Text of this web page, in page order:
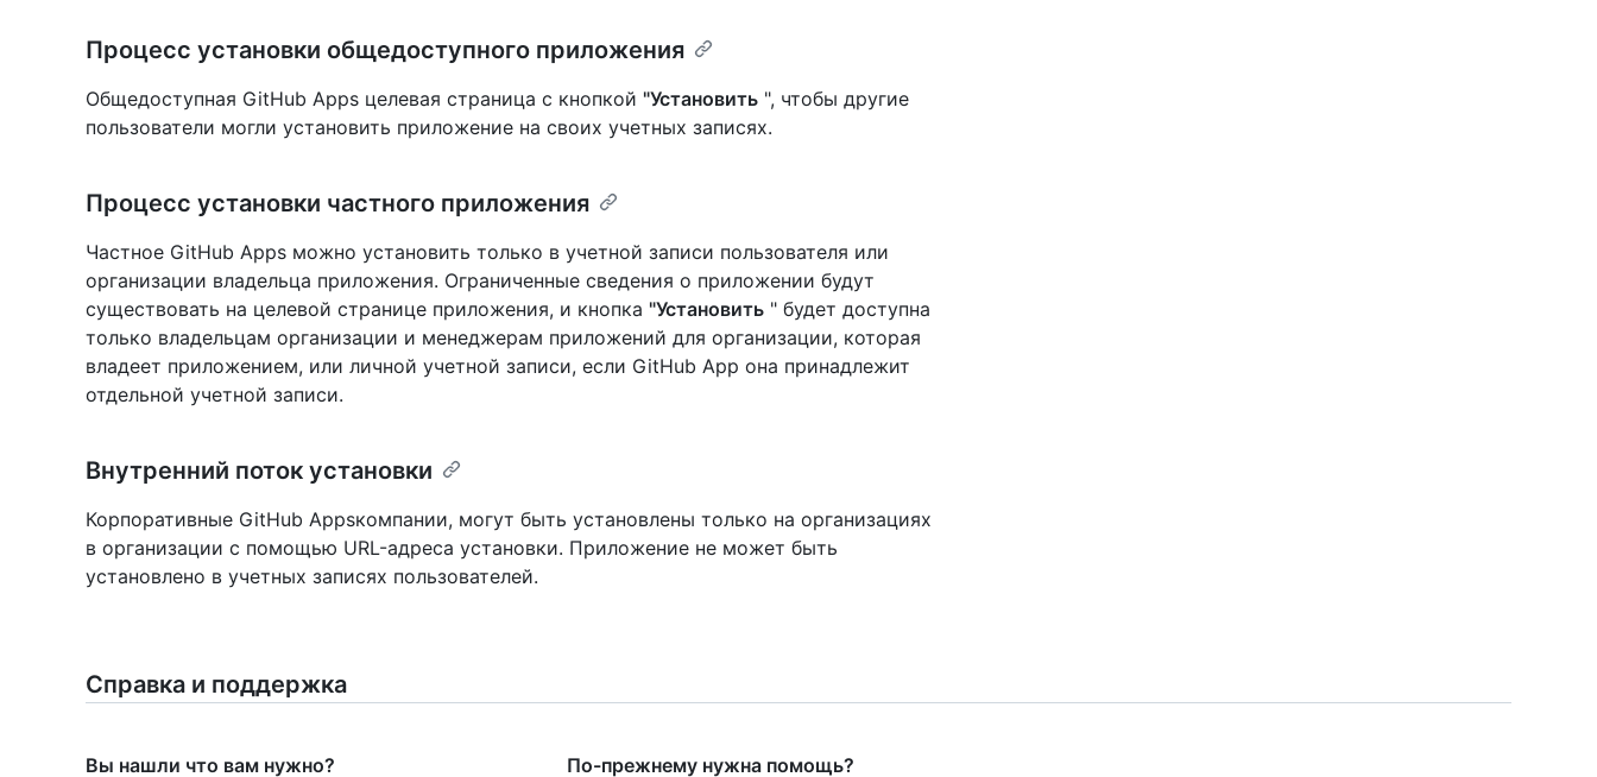
Процесс установки общедоступного приложения
Общедоступная GitHub Apps целевая страница с кнопкой "Установить ", чтобы другие
пользователи могли установить приложение на своих учетных записях.
Процесс установки частного приложения
Частное GitHub Apps можно установить только в учетной записи пользователя или
организации владельца приложения. Ограниченные сведения о приложении будут
существовать на целевой странице приложения, и кнопка "Установить " будет доступна
только владельцам организации и менеджерам приложений для организации, которая
владеет приложением, или личной учетной записи, если GitHub App она принадлежит
отдельной учетной записи.
Внутренний поток установки
Корпоративные GitHub Appsкомпании, могут быть установлены только на организациях
в организации с помощью URL-адреса установки. Приложение не может быть
установлено в учетных записях пользователей.
Справка и поддержка
Вы нашли что вам нужно? По-прежнему нужна помощь?